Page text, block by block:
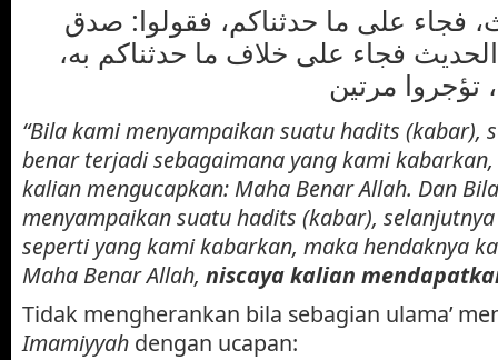
فجاء على ما حدثناكم، فقولوا: صدق
الحديث فجاء على خلاف ما حدثناكم به،
“Bila kami menyampaikan suatu hadits (kabar),
benar terjadi sebagaimana yang kami
kalian mengucapkan: Maha Benar Allah. Dan
menyampaikan suatu hadits (kabar),
seperti yang kami kabarkan, maka hendaknya
Maha Benar Allah, niscaya kalian
Tidak mengherankan bila sebagian ulama’
Imamiyyah dengan ucapan: